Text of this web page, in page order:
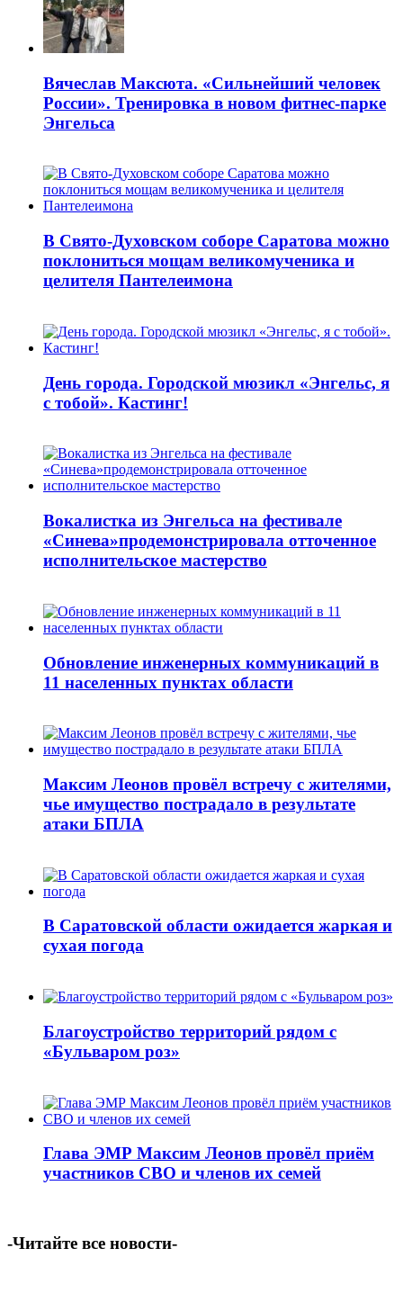
Вячеслав Максюта. «Сильнейший человек
России». Тренировка в новом фитнес-парке
Энгельса
В Свято-Духовском соборе Саратова можно
поклониться мощам великомученика и
целителя Пантелеимона
День города. Городской мюзикл «Энгельс, я
с тобой». Кастинг!
Вокалистка из Энгельса на фестивале
«Синева»продемонстрировала отточенное
исполнительское мастерство
Обновление инженерных коммуникаций в
11 населенных пунктах области
Максим Леонов провёл встречу с жителями,
чье имущество пострадало в результате
атаки БПЛА
В Саратовской области ожидается жаркая и
сухая погода
Благоустройство территорий рядом с
«Бульваром роз»
Глава ЭМР Максим Леонов провёл приём
участников СВО и членов их семей
-Читайте все новости-